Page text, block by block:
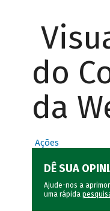
do
da
Ações
DÊ SUA
Ajude-nos a
uma rápida